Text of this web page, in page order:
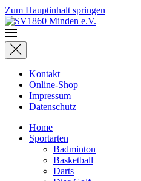
Zum Hauptinhalt springen
Kontakt
Online-Shop
Impressum
Datenschutz
Home
Sportarten
Badminton
Basketball
Darts